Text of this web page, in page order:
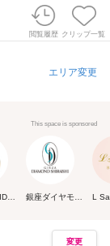
閲覧履歴 クリップ一覧
エリア変更
This space is sponsored
変更